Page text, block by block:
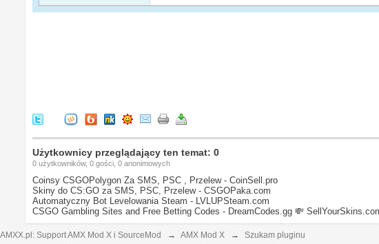
Użytkownicy przeglądający ten temat: 0
0 użytkowników, 0 gości, 0 anonimowych
Coinsy CSGOPolygon Za SMS, PSC , Przelew - CoinSell.pro
Skiny do CS:GO za SMS, PSC, Przelew - CSGOPaka.com
Automatyczny Bot Levelowania Steam - LVLUPSteam.com
CSGO Gambling Sites and Free Betting Codes - DreamCodes.gg 💸
AMXX.pl: Support AMX Mod X i SourceMod → AMX Mod X → Szukam pluginu